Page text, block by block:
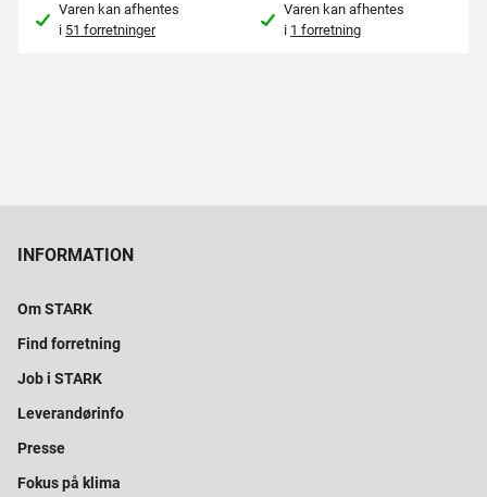
Varen kan afhentes
i 51 forretninger
Varen kan afhentes
i 1 forretning
INFORMATION
Om STARK
Find forretning
Job i STARK
Leverandørinfo
Presse
Fokus på klima